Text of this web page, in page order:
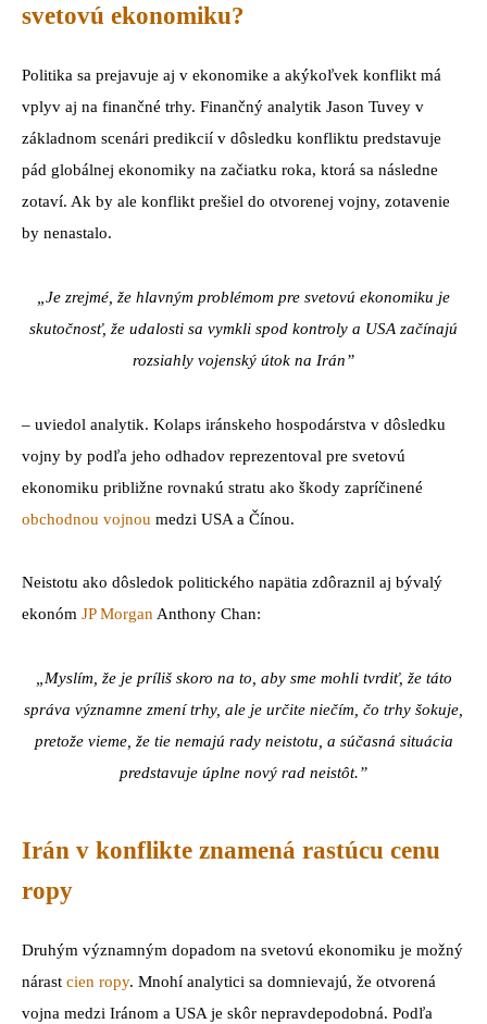
svetovú ekonomiku?
Politika sa prejavuje aj v ekonomike a akýkoľvek konflikt má
vplyv aj na finančné trhy. Finančný analytik Jason Tuvey v
základnom scenári predikcií v dôsledku konfliktu predstavuje
pád globálnej ekonomiky na začiatku roka, ktorá sa následne
zotaví. Ak by ale konflikt prešiel do otvorenej vojny, zotavenie
by nenastalo.
„Je zrejmé, že hlavným problémom pre svetovú ekonomiku je
skutočnosť, že udalosti sa vymkli spod kontroly a USA začínajú
rozsiahly vojenský útok na Irán”
– uviedol analytik. Kolaps iránskeho hospodárstva v dôsledku
vojny by podľa jeho odhadov reprezentoval pre svetovú
ekonomiku približne rovnakú stratu ako škody zapríčinené
obchodnou vojnou medzi USA a Čínou.
Neistotu ako dôsledok politického napätia zdôraznil aj bývalý
ekonóm JP MorganAnthony Chan:
„Myslím, že je príliš skoro na to, aby sme mohli tvrdiť, že táto
správa významne zmení trhy, ale je určite niečím, čo trhy šokuje,
pretože vieme, že tie nemajú rady neistotu, a súčasná situácia
predstavuje úplne nový rad neistôt.”
Irán v konflikte znamená rastúcu cenu
ropy
Druhým významným dopadom na svetovú ekonomiku je možný
nárast cien ropy. Mnohí analytici sa domnievajú, že otvorená
vojna medzi Iránom a USA je skôr nepravdepodobná. Podľa